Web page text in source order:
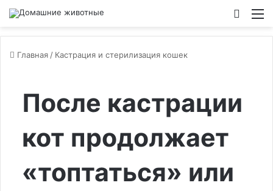
Главная / Кастрация и стерилизация кошек
После кастрации
кот продолжает
«топтаться» или